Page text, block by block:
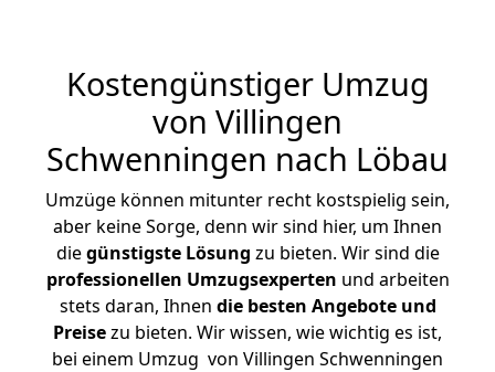
Kostengünstiger Umzug
von Villingen
Schwenningen nach Löbau
Umzüge können mitunter recht kostspielig sein,
aber keine Sorge, denn wir sind hier, um Ihnen
diegünstigste Lösung zu bieten. Wir sind die
professionellen Umzugsexperten und arbeiten
stets daran, Ihnen die besten Angebote und
Preisezu bieten. Wir wissen, wie wichtig es ist,
bei einem Umzug von Villingen Schwenningen